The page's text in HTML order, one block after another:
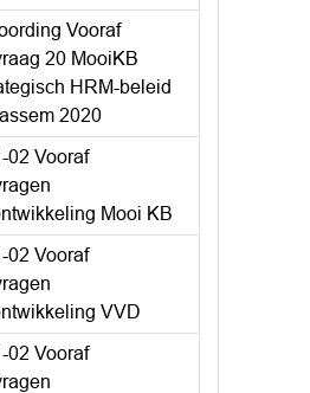
Vooraf
20 MooiKB
HRM-beleid
2020
02 Vooraf
Mooi KB
02 Vooraf
VVD
02 Vooraf